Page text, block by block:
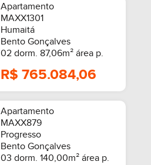
Apartamento
MAXX1301
Humaitá
Bento Gonçalves
02 dorm. 87,06m² área p.
R$ 765.084,06
Apartamento
MAXX879
Progresso
Bento Gonçalves
03 dorm. 140,00m² área p.